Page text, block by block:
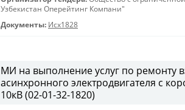
Узбекистан Оперейтинг Компани"
Документы: Исх1828
МИ на выполнение услуг по ремонту
асинхронного электродвигателя с
10кВ (02-01-32-1820)